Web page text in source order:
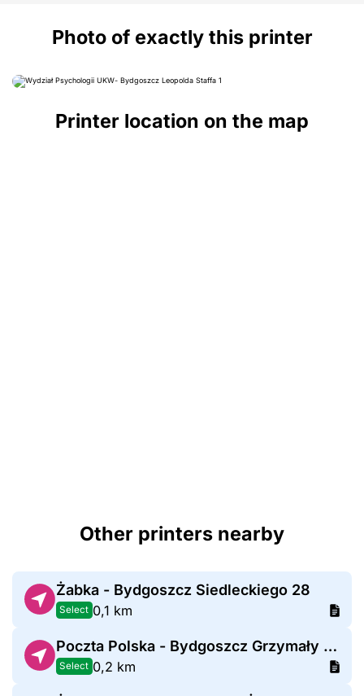
Photo of exactly this printer
Printer location on the map
Other printers nearby
Żabka - Bydgoszcz Siedleckiego 28
Select 0,1 km
Poczta Polska - Bydgoszcz Grzymały Siedleckiego
Select 0,2 km